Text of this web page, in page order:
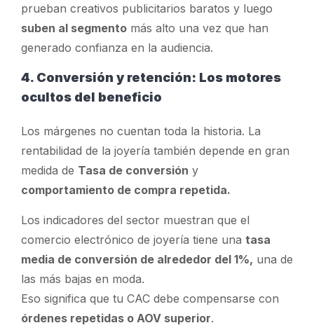
prueban creativos publicitarios baratos y luego
suben al segmento más alto una vez que han
generado confianza en la audiencia.
4. Conversión y retención: Los motores
ocultos del beneficio
Los márgenes no cuentan toda la historia. La
rentabilidad de la joyería también depende en gran
medida de Tasa de conversión y
comportamiento de compra repetida.
Los indicadores del sector muestran que el
comercio electrónico de joyería tiene una tasa
media de conversión de alrededor del 1%, una de
las más bajas en moda.
Eso significa que tu CAC debe compensarse con
órdenes repetidas o AOV superior.